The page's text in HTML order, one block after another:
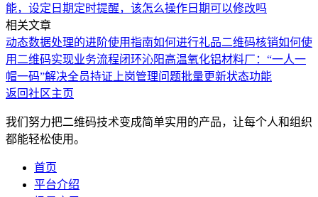
能，设定日期定时提醒，该怎么操作 日期可以修改吗
相关文章
动态数据处理的进阶使用指南如何进行礼品二维码核销如何使
用二维码实现业务流程闭环沁阳高温氧化铝材料厂：“一人一
帽一码”解决全员持证上岗管理问题批量更新状态功能
返回社区主页
我们努力把二维码技术变成简单实用的产品，让每个人和组织
都能轻松使用。
首页
平台介绍